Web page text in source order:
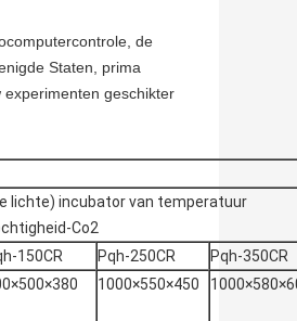
de
Staten, prima
geschikter
lichte) incubator van temperatuur
Co2
150CR Pqh-250CR
Pqh-350CR
1000×550×450